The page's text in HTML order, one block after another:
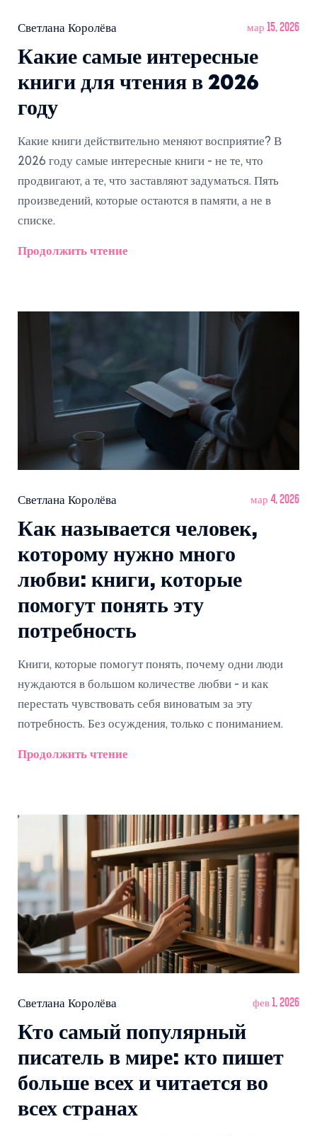
Светлана Королёва мар 15, 2026
Какие самые интересные
книги для чтения в 2026
году
Какие книги действительно меняют восприятие? В
2026 году самые интересные книги - не те, что
продвигают, а те, что заставляют задуматься. Пять
произведений, которые остаются в памяти, а не в
списке.
Продолжить чтение
Светлана Королёва мар 4, 2026
Как называется человек,
которому нужно много
любви: книги, которые
помогут понять эту
потребность
Книги, которые помогут понять, почему одни люди
нуждаются в большом количестве любви - и как
перестать чувствовать себя виноватым за эту
потребность. Без осуждения, только с пониманием.
Продолжить чтение
Светлана Королёва фев 1, 2026
Кто самый популярный
писатель в мире: кто пишет
больше всех и читается во
всех странах